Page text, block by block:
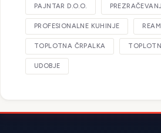
PAJNTAR D.O.O.
PROFESIONALNE KUHINJE REAM
TOPLOTNA ČRPALKA
UDOBJE